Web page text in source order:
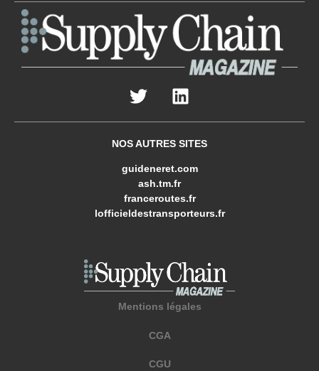
NOS AUTRES SITES
guideneret.com
ash.tm.fr
franceroutes.fr
lofficieldestransporteurs.fr
Mentions légales
CGA
CGU